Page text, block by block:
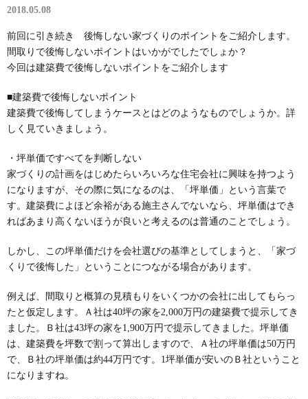
2018.05.08
前回に引き続き 後悔しない家づくりのポイントをご紹介します。
間取りで後悔しないポイントはいかがでしたでしょか？
今回は建築費で後悔しないポイントをご紹介します
■建築費で後悔しないポイント
建築費で後悔してしまうケースとはどのようなものでしょうか。詳
しく見ていきましょう。
・坪単価ですべてを判断しない
家づくりの計画をはじめたらいろいろな住宅会社に興味を持つよう
になりますが、その際に気になるのは、「坪単価」という言葉で
す。建築費によほど余裕がある施主さんでないなら、坪単価はでき
ればあまり高くないほうが良いと考えるのは普通のことでしょう。
しかし、この坪単価だけを会社選びの基準としてしまうと、「家づ
くりで後悔した」ということにつながる場合があります。
例えば、間取りと概算の見積もりをいくつかの会社に出してもらっ
たと仮定します。Ａ社は40坪の家を2,000万円の建築費で提示してき
ました。Ｂ社は43坪の家を1,900万円で提示してきました。坪単価
は、建築費を坪数で割って算出しますので、Ａ社の坪単価は50万円
で、Ｂ社の坪単価は約44万円です。1坪単価が安いのＢ社ということ
になりますね。